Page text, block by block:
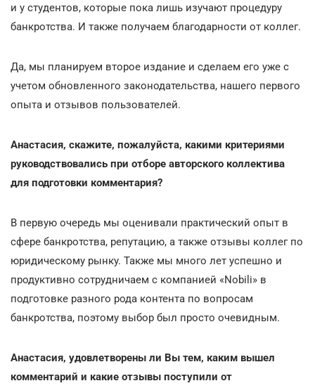
и у студентов, которые пока лишь изучают процедуру
банкротства. И также получаем благодарности от коллег.
Да, мы планируем второе издание и сделаем его уже с
учетом обновленного законодательства, нашего первого
опыта и отзывов пользователей.
Анастасия, скажите, пожалуйста, какими критериями
руководствовались при отборе авторского коллектива
для подготовки комментария?
В первую очередь мы оценивали практический опыт в
сфере банкротства, репутацию, а также отзывы коллег по
юридическому рынку. Также мы много лет успешно и
продуктивно сотрудничаем с компанией «Nobili» в
подготовке разного рода контента по вопросам
банкротства, поэтому выбор был просто очевидным.
Анастасия, удовлетворены ли Вы тем, каким вышел
комментарий и какие отзывы поступили от